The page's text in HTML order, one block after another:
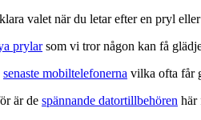
valet när du letar efter en pryl
prylarsom vi tror någon kan få
senaste mobiltelefonerna vilka ofta får
är de spännande datortillbehören här